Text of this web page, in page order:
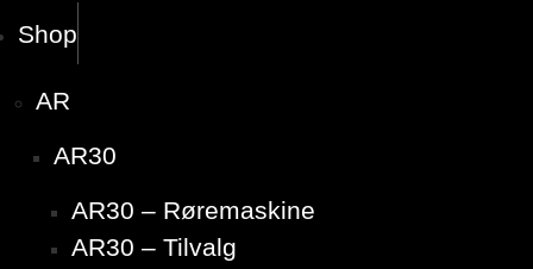
Shop
AR
AR30
AR30 – Røremaskine
AR30 – Tilvalg